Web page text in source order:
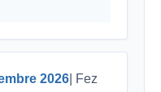
2026| Fez